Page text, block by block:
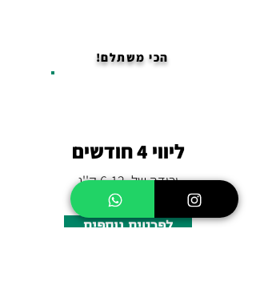
הכי משתלם!
ליווי 4 חודשים
ירידה של 6-12 ק''ג
לפרטים נוספים